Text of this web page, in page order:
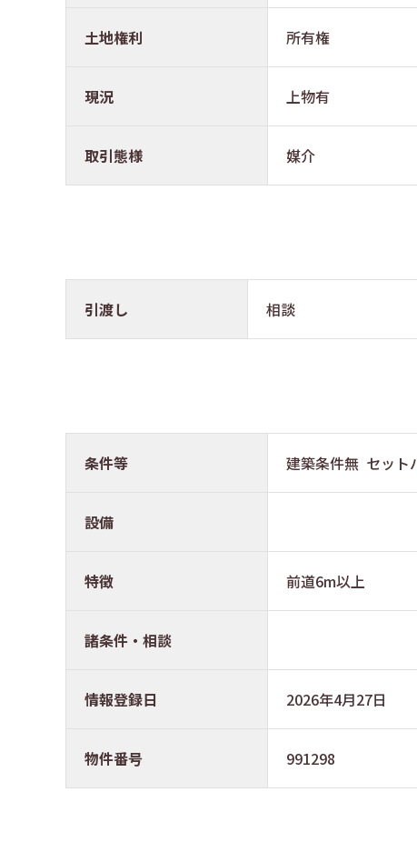
土地権利 所有権
現況 上物有
取引態様 媒介
引渡し 相談
条件等 建築条件無 セット
設備
特徴 前道6m以上
諸条件・相談
情報登録日 2026年4月27日
物件番号 991298